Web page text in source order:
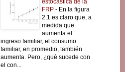
FRP - En la figura
2.1 es claro que, a
medida que
aumenta el
ingreso familiar, el consumo
familiar, en promedio, también
aumenta. Pero, ¿qué sucede con
el con...